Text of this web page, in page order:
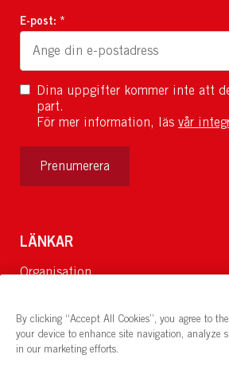
E-post: *
Dina uppgifter kommer inte att
part.
För mer information, läs vår
Prenumerera
LÄNKAR
Organisation
Lediga jobb
Nyheter och pressrum
By clicking “Accept All Cookies”, you agree to
your device to enhance site navigation, analyze
in our marketing efforts.